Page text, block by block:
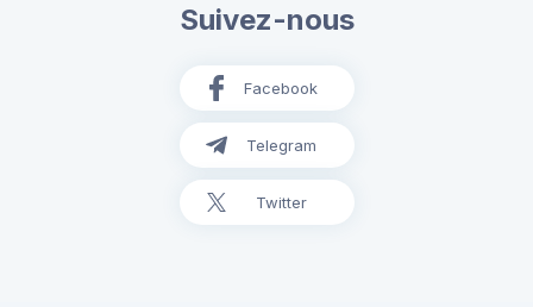
Suivez-nous
Facebook
Telegram
Twitter